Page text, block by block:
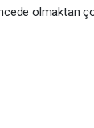
olmaktan